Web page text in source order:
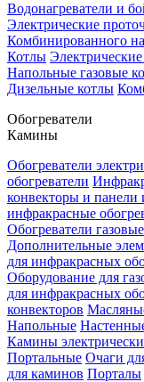
Водонагреватели и
Электрические
Комбинированного
Котлы
Напольные газовые
Дизельные котлы
Обогреватели
Камины
Обогреватели
обогреватели
конвекторы и панели
инфракрасные
Обогреватели газовые
Дополнительные
для инфракрасных
Оборудование для
для инфракрасных
конвекторов
Напольные
Камины
Портальные Очаги
для каминов Порталы